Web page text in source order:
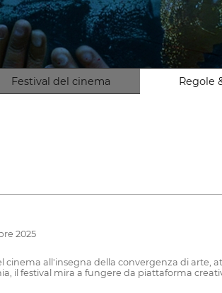
Festival del cinema Regole
2025
all'insegna della convergenza di arte,
il festival mira a fungere da piattaforma